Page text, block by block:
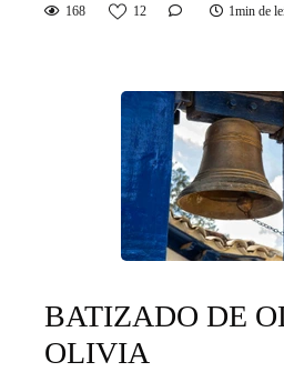
168 12 1min de
BATIZADO DE
OLIVIA